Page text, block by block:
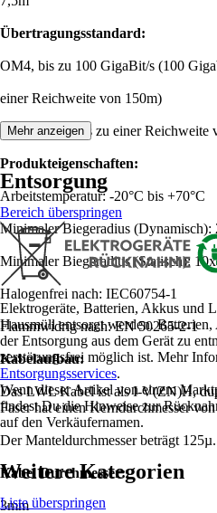
Übertragungsstandard:
OM4, bis zu 100 GigaBit/s (100
einer Reichweite von 150m)
10 GigaBit/s bis zu einer Reichweite
Produkteigenschaften:
Arbeitstemperatur: -20°C bis +70°C
Minimaler Biegeradius (Dynamisch):
Minimaler Biegeradius (Statisch):
Halogenfrei nach: IEC60754-1
Flammwidrig nach: EN 50265-2-1
Kabelaufbau:
Das LWL Kabel ist als I-V(ZN)H,
Faser hat einen Kerndurchmesser
Der Manteldurchmesser beträgt 125µ.
Kabel Durchmesser:
3mm
Mehr anzeigen
Entsorgung
Bereich überspringen
Elektrogeräte, Batterien, Akkus und
Hausmüll entsorgt werden.
der Entsorgung aus dem Gerät zu
zerstörungsfrei möglich ist. Mehr
Entsorgungsservices.
Wenn dieser Artikel von einem
findest Du die Hinweise zur
auf den Verkäufernamen.
Weitere Kategorien
Liste überspringen